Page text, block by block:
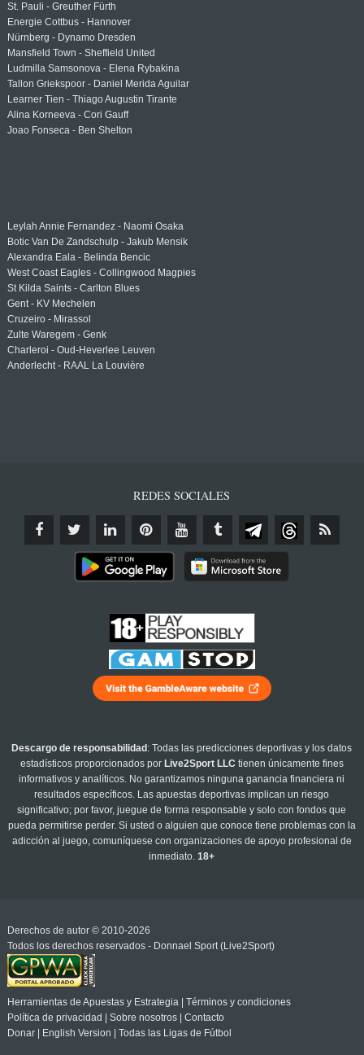
St. Pauli - Greuther Fürth
Energie Cottbus - Hannover
Nürnberg - Dynamo Dresden
Mansfield Town - Sheffield United
Ludmilla Samsonova - Elena Rybakina
Tallon Griekspoor - Daniel Merida Aguilar
Learner Tien - Thiago Augustin Tirante
Alina Korneeva - Cori Gauff
Joao Fonseca - Ben Shelton
Leylah Annie Fernandez - Naomi Osaka
Botic Van De Zandschulp - Jakub Mensik
Alexandra Eala - Belinda Bencic
West Coast Eagles - Collingwood Magpies
St Kilda Saints - Carlton Blues
Gent - KV Mechelen
Cruzeiro - Mirassol
Zulte Waregem - Genk
Charleroi - Oud-Heverlee Leuven
Anderlecht - RAAL La Louvière
REDES SOCIALES
Descargo de responsabilidad : Todas las predicciones deportivas y los datos
estadísticos proporcionados por Live2Sport LLC tienen únicamente fines
informativos y analíticos. No garantizamos ninguna ganancia financiera ni
resultados específicos. Las apuestas deportivas implican un riesgo
significativo; por favor, juegue de forma responsable y solo con fondos que
pueda permitirse perder. Si usted o alguien que conoce tiene problemas con la
adicción al juego, comuníquese con organizaciones de apoyo profesional de
inmediato.18+
Derechos de autor © 2010-2026
Todos los derechos reservados - Donnael Sport (Live2Sport)
Herramientas de Apuestas y Estrategia| Términos y condiciones
Política de privacidad
Sobre nosotros| Contacto
Donar| English Version Todas las Ligas de Fútbol